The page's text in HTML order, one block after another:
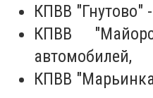
КПВВ "Гнутово"
КПВВ
автомобилей,
КПВВ